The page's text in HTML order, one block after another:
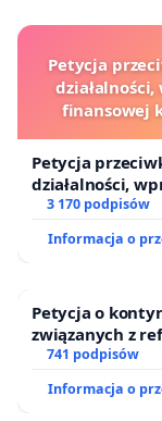
Petycja
finansowej
Petycja
działalności,
finansowej
3 170 podpisów
Informacja o
Petycja o
związanych z
741 podpisów
Informacja o